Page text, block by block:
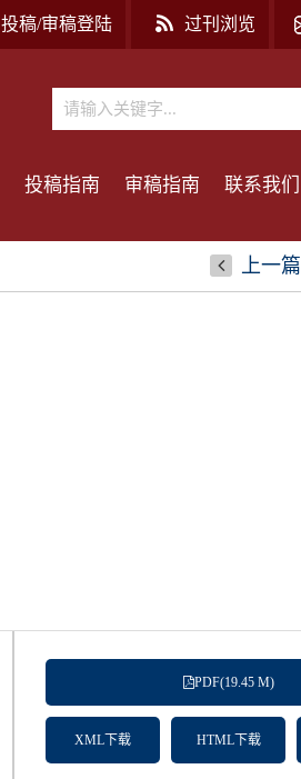
过刊浏览
投稿/审稿登陆
投稿指南 审稿指南 联系我们
上一篇
PDF(19.45 M)
XML下载 HTML下载